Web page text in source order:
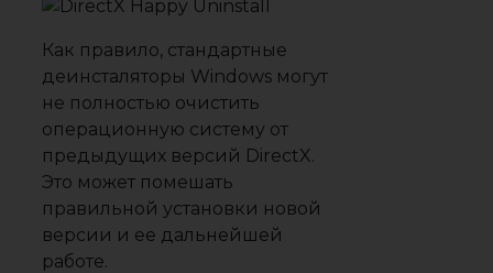
Как правило, стандартные
деинсталяторы Windows могут
не полностью очистить
операционную систему от
предыдущих версий DirectX.
Это может помешать
правильной установки новой
версии и ее дальнейшей
работе.